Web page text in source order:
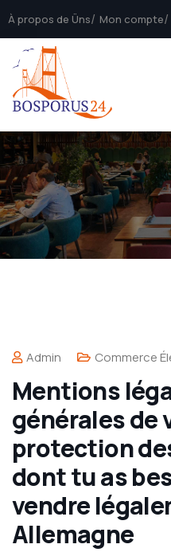
À propos de Üns Mon compte
Admin Commerce
Mentions
générales de
protection
dont tu as
vendre
Allemagne